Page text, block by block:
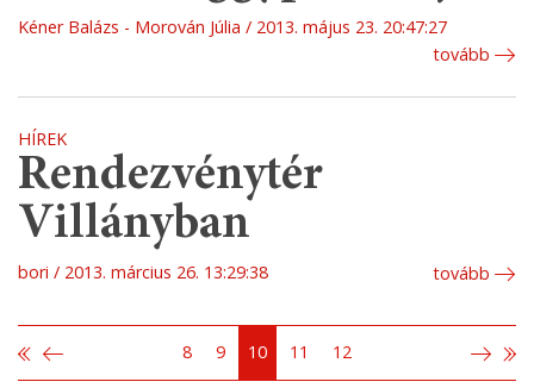
Kéner Balázs - Morován Júlia
2013. május 23. 20:47:27
tovább
HÍREK
Rendezvénytér
Villányban
bori 2013. március 26. 13:29:38 tovább
8 9 10 11 12